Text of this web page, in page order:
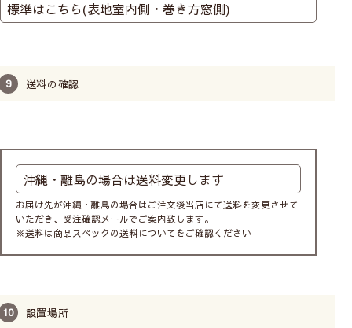
送料の確認
お届け先が沖縄・離島の場合はご注文後当店にて送料を変更させて
いただき、受注確認メールでご案内致します。
※送料は商品スペックの送料についてをご確認ください
設置場所